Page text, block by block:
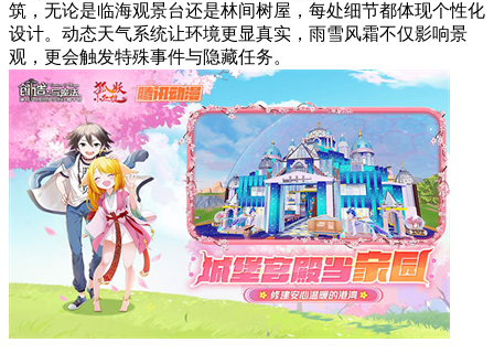
筑，无论是临海观景台还是林间树屋，每处细节都体现个性化
设计。动态天气系统让环境更显真实，雨雪风霜不仅影响景
观，更会触发特殊事件与隐藏任务。